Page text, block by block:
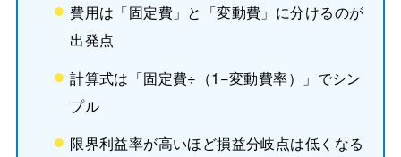
費用は「固定費」と「変動費」に分けるのが
出発点
計算式は「固定費÷（1−変動費率）」でシン
プル
限界利益率が高いほど損益分岐点は低くなる